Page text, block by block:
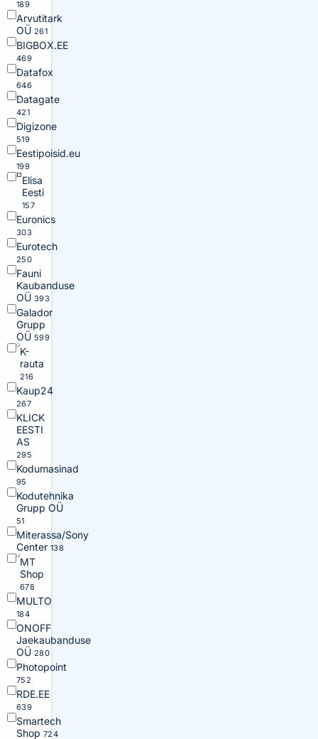
189
Arvutitark
OÜ 261
BIGBOX.EE
469
Datafox
646
Datagate
421
Digizone
519
Eestipoisid.eu
199
Elisa
Eesti
157
Euronics
303
Eurotech
250
Fauni
Kaubanduse
OÜ 393
Galador
Grupp
OÜ 599
K-
rauta
216
Kaup24
267
KLICK
EESTI
AS
295
Kodumasinad
95
Kodutehnika
Grupp OÜ
51
Miterassa/Sony
Center 138
MT
Shop
678
MULTO
184
ONOFF
Jaekaubanduse
OÜ 280
Photopoint
752
RDE.EE
639
Smartech
Shop 724